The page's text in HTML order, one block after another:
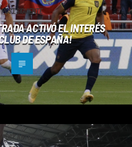
POST SIGUIENTE
ACTIVÓ EL INTERÉS
DE ESPAÑA!
POST ANTERIOR